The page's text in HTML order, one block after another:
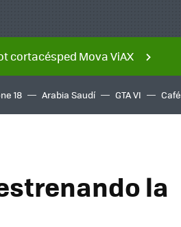
cortacésped Mova ViAX
18 Arabia Saudí GTA VI Café
la